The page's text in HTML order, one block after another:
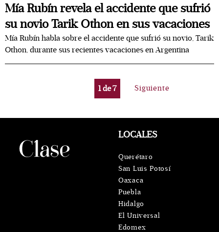
Mía Rubín revela el accidente que sufrió
su novio Tarik Othon en sus vacaciones
Mía Rubín habla sobre el accidente que sufrió su novio, Tarik
Othon, durante sus recientes vacaciones en Argentina
1de7 Siguiente
LOCALES
Querétaro
San Luis Potosí
Oaxaca
Puebla
Hidalgo
El Universal
Edomex